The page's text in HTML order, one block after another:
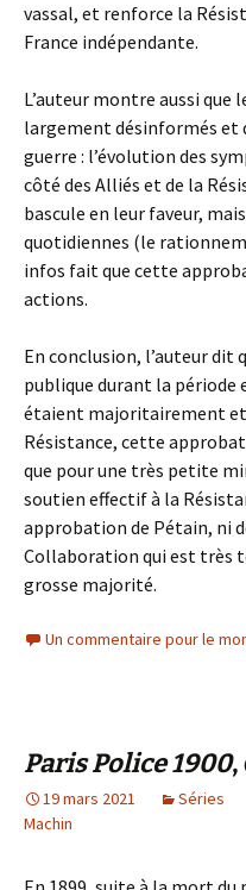
vassal, et renforce la
France indépendante.
L’auteur montre aussi que
largement désinformés et
guerre : l’évolution des
côté des Alliés et de la
bascule en leur faveur,
quotidiennes (le
infos fait que cette
actions.
En conclusion, l’auteur dit
publique durant la période
étaient majoritairement
Résistance, cette
que pour une très petite
soutien effectif à la
approbation de Pétain, ni
Collaboration qui est très
grosse majorité.
Un commentaire pour le
Paris Police 1900,
19 mars 2021 Séries
Machin